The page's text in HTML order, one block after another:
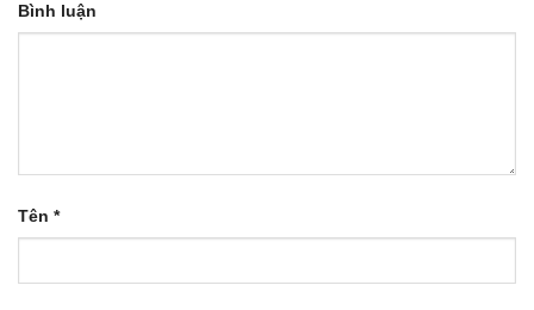
Bình luận
Tên *